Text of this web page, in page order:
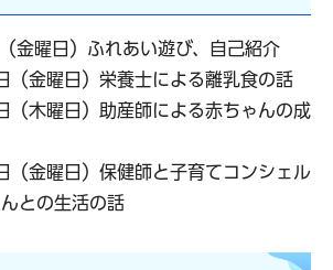
金曜日）ふれあい遊び、自己紹介
金曜日）栄養士による離乳食の話
木曜日）助産師による赤ちゃんの成
金曜日）保健師と子育てコンシェル
との生活の話